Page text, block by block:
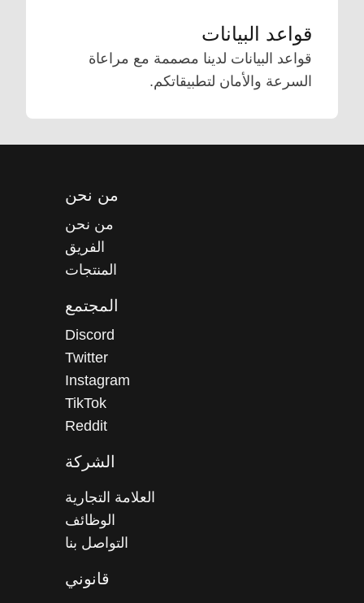
قواعد البيانات
قواعد البيانات لدينا مصممة مع مراعاة
السرعة والأمان لتطبيقاتكم.
من نحن
من نحن
الفريق
المنتجات
المجتمع
Discord
Twitter
Instagram
TikTok
Reddit
الشركة
العلامة التجارية
الوظائف
التواصل بنا
قانوني